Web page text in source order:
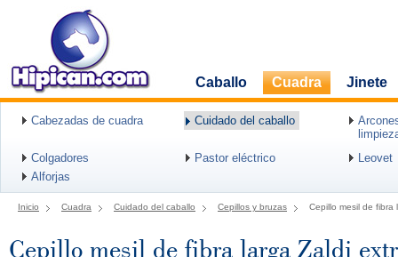
Caballo Cuadra Jinete
Cabezadas de cuadra Cuidado del caballo
Colgadores
Pastor eléctrico
Leovet
Alforjas
Inicio Cuadra Cuidado del caballo Cepillos y bruzas Cepillo mesil de fibra
Cepillo mesil de fibra larga Zaldi